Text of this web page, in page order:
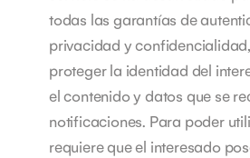
todas las garantías de
privacidad y
proteger la identidad del
el contenido y datos que se
notificaciones. Para poder
requiere que el interesado